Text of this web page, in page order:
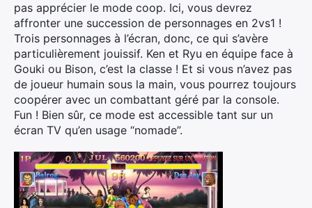
pas apprécier le mode coop. Ici, vous devrez
affronter une succession de personnages en 2vs1 !
Trois personnages à l’écran, donc, ce qui s’avère
particulièrement jouissif. Ken et Ryu en équipe face à
Gouki ou Bison, c’est la classe ! Et si vous n’avez pas
de joueur humain sous la main, vous pourrez toujours
coopérer avec un combattant géré par la console.
Fun ! Bien sûr, ce mode est accessible tant sur un
écran TV qu’en usage “nomade”.